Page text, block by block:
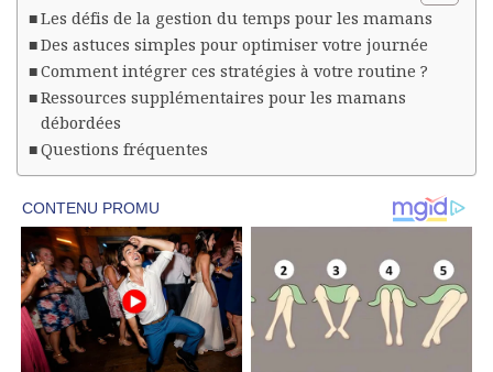
Les défis de la gestion du temps pour les mamans
Des astuces simples pour optimiser votre journée
Comment intégrer ces stratégies à votre routine ?
Ressources supplémentaires pour les mamans
débordées
Questions fréquentes